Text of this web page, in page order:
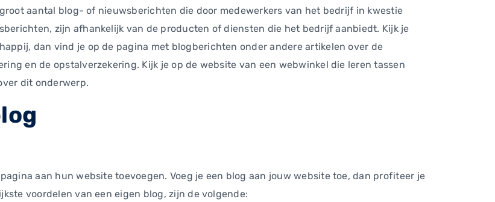
groot aantal blog- of nieuwsberichten die door medewerkers van het bedrijf in kwestie
zijn afhankelijk van de producten of diensten die het bedrijf aanbiedt. Kijk je
dan vind je op de pagina met blogberichten onder andere artikelen over de
en de opstalverzekering. Kijk je op de website van een webwinkel die leren tassen
dit onderwerp.
aan hun website toevoegen. Voeg je een blog aan jouw website toe, dan profiteer je
voordelen van een eigen blog, zijn de volgende: